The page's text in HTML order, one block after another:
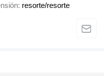
resorte/resorte